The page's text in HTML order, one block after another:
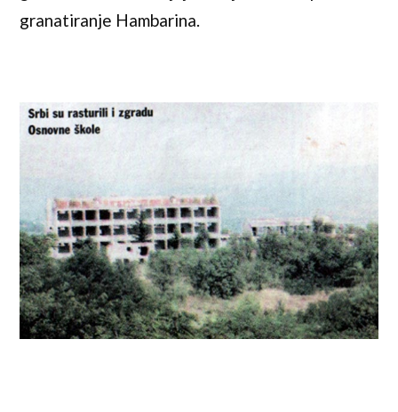
granatiranje Hambarina.